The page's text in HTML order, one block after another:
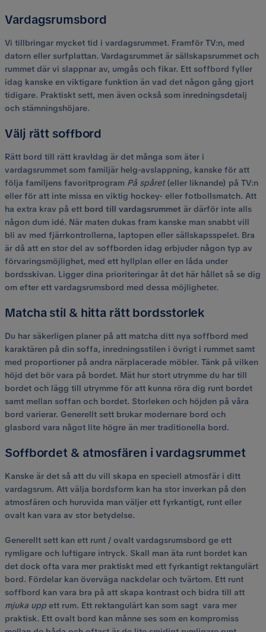
Vardagsrumsbord
Vi tillbringar mycket tid i vardagsrummet. Framför TV:n, med
datorn eller surfplattan. Vardagsrummet är sällskapsrummet och
rummet där vi slappnar av, umgås och fikar. Ett soffbord fyller
idag kanske en viktigare funktion än vad det någon gång gjort
tidigare. Praktiskt sett, men även också som inredningsdetalj
och stämningshöjare.
Välj rätt soffbord
Rätt bord till rätt kravIdag är det många som äter i
vardagsrummet som familjär helg-avslappning, kanske för att
följa familjens favoritprogram På spåret(eller liknande) på TV:n
eller för att inte missa en viktig hockey- eller fotbollsmatch. Att
ha extra krav på ett bord till vardagsrummet är därför inte alls
någon dum idé. När maten dukas fram kanske man snabbt vill
bli av med fjärrkontrollerna, laptopen eller sällskapsspelet. Bra
är då att en stor del av soffborden idag erbjuder någon typ av
förvaringsmöjlighet, med ett hyllplan eller en låda under
bordsskivan. Ligger dina prioriteringar åt det här hållet så se dig
om efter ett vardagsrumsbord med dessa möjligheter.
Matcha stil & hitta rätt bordsstorlek
Du har säkerligen planer på att matcha ditt nya soffbord med
karaktären på din soffa, inredningsstilen i övrigt i rummet samt
med proportioner på andra närplacerade möbler. Tänk på vilken
höjd det bör vara på bordet. Mät hur stort utrymme du har till
bordet och lägg till utrymme för att kunna röra dig runt bordet
samt mellan soffan och bordet. Storleken och höjden på våra
bord varierar. Generellt sett brukar modernare bord och
glasbord vara något lite högre än mer traditionella bord.
Soffbordet & atmosfären i vardagsrummet
Kanske är det så att du vill skapa en speciell atmosfär i ditt
vardagsrum. Att välja bordsform kan ha stor inverkan på den
atmosfären och huruvida man väljer ett fyrkantigt, runt eller
ovalt kan vara av stor betydelse.
Generellt sett kan ett runt / ovalt vardagsrumsbord ge ett
rymligare och luftigare intryck. Skall man äta runt bordet kan
det dock ofta vara mer praktiskt med ett fyrkantigt rektangulärt
bord. Fördelar kan överväga nackdelar och tvärtom. Ett runt
soffbord kan vara bra på att skapa kontrast och bidra till att
mjuka upp ett rum. Ett rektangulärt kan som sagt vara mer
praktisk. Ett ovalt bord kan månne ses som en kompromiss